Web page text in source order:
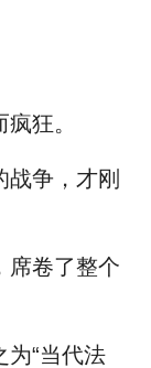
狂。
战争，才刚
席卷了整个
为“当代法